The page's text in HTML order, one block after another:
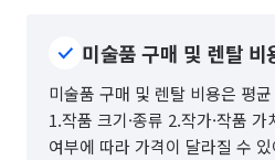
미술품 구매 및 렌탈 비
미술품 구매 및 렌탈 비용은 평
1.작품 크기·종류 2.작가·작품 가
여부에 따라 가격이 달라질 수